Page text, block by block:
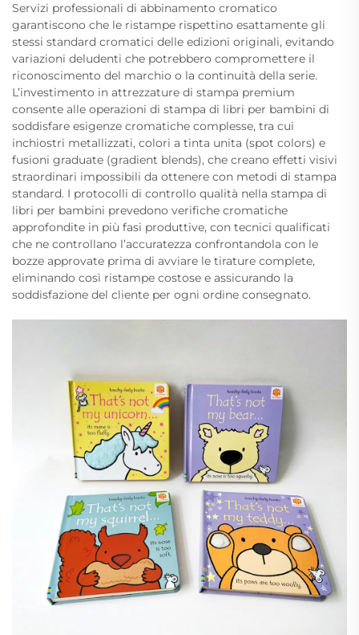
Servizi professionali di abbinamento cromatico
garantiscono che le ristampe rispettino esattamente gli
stessi standard cromatici delle edizioni originali, evitando
variazioni deludenti che potrebbero compromettere il
riconoscimento del marchio o la continuità della serie.
L’investimento in attrezzature di stampa premium
consente alle operazioni di stampa di libri per bambini di
soddisfare esigenze cromatiche complesse, tra cui
inchiostri metallizzati, colori a tinta unita (spot colors) e
fusioni graduate (gradient blends), che creano effetti visivi
straordinari impossibili da ottenere con metodi di stampa
standard. I protocolli di controllo qualità nella stampa di
libri per bambini prevedono verifiche cromatiche
approfondite in più fasi produttive, con tecnici qualificati
che ne controllano l’accuratezza confrontandola con le
bozze approvate prima di avviare le tirature complete,
eliminando così ristampe costose e assicurando la
soddisfazione del cliente per ogni ordine consegnato.